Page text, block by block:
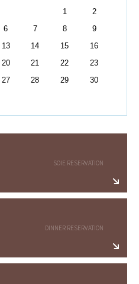
1
2
6 7 8
9
13 14 15
16
20 21 22
23
27 28 29
30